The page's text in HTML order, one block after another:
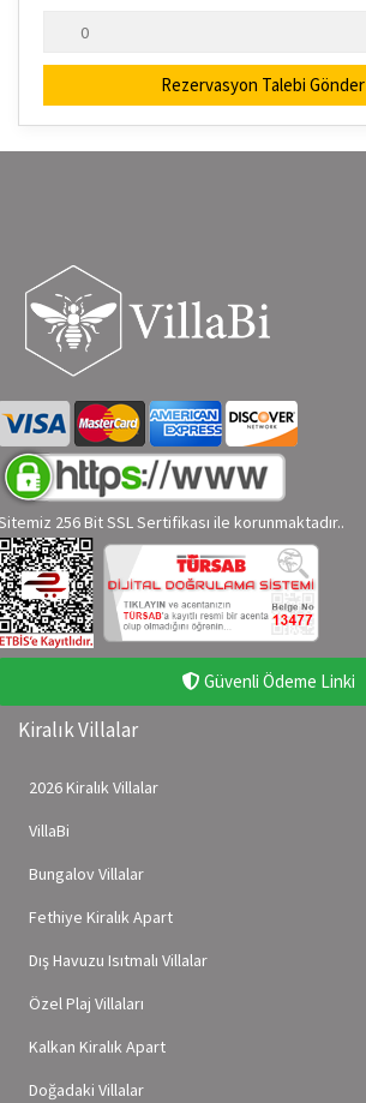
Rezervasyon Talebi Gönder
256 Bit SSL Sertifikası ile korunmaktadır..
Güvenli Ödeme Linki
Kiralık Villalar
2026 Kiralık Villalar
VillaBi
Bungalov Villalar
Fethiye Kiralık Apart
Dış Havuzu Isıtmalı Villalar
Özel Plaj Villaları
Kalkan Kiralık Apart
Doğadaki Villalar